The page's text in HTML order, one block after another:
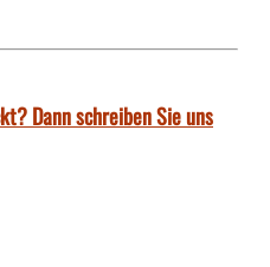
Dann schreiben Sie uns